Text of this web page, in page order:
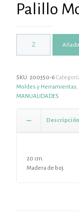
Palillo
SKU: 200350-6
Moldes y Herramientas,
MANUALIDADES
Descripción
20 cm.
Madera de boj.